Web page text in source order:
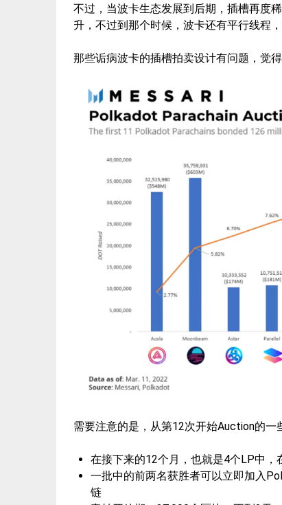
不过，当波卡生态发展到后期，插槽再度
升，不过到那个时候，波卡还有平行线程
那些诟病波卡的插槽拍卖设计有问题，觉
需要注意的是，从第12次开始Auction的一
在接下来的12个月，也就是4个LP中，
一批中的前两名获胜者可以立即加入
链